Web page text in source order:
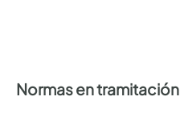
Normas en tramitación